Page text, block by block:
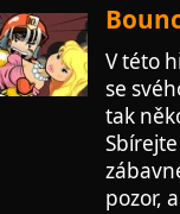
V této
se
tak
pozor,